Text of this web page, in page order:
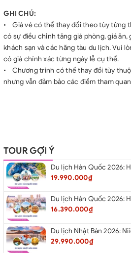
GHI CHÚ:
• Giá vé có thể thay đổi theo tùy từng
có sự điều chỉnh tăng giá phòng, giá ăn,
khách sạn và các hãng tàu du lịch. Vui
có giá chính xác từng ngày lễ cụ thể.
• Chương trình có thể thay đổi tùy
nhưng vẫn đảm bảo các điểm tham
TOUR GỢI Ý
19.990.000₫
16.390.000₫
29.990.000₫